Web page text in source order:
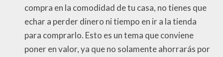
compra en la comodidad de tu casa, no tienes que
echar a perder dinero ni tiempo en ir a la tienda
para comprarlo. Esto es un tema que conviene
poner en valor, ya que no solamente ahorrarás por